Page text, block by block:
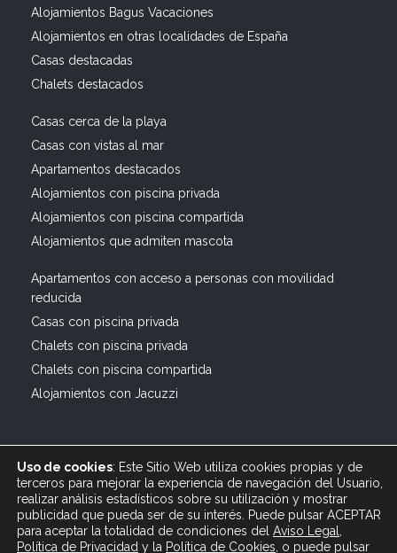
Alojamientos Bagus Vacaciones
Alojamientos en otras localidades de España
Casas destacadas
Chalets destacados
Casas cerca de la playa
Casas con vistas al mar
Apartamentos destacados
Alojamientos con piscina privada
Alojamientos con piscina compartida
Alojamientos que admiten mascota
Apartamentos con acceso a personas con movilidad
reducida
Casas con piscina privada
Chalets con piscina privada
Chalets con piscina compartida
Alojamientos con Jacuzzi
© 2019 All rights reserved Bagus Vacaciones :: Alquiler
Turístico Vacacional en España, Andalucía, Cádiz ·
Uso de cookies: Este Sitio Web utiliza cookies propias y de
terceros para mejorar la experiencia de navegación del Usuario,
realizar análisis estadísticos sobre su utilización y mostrar
publicidad que pueda ser de su interés. Puede pulsar ACEPTAR
para aceptar la totalidad de condiciones del Aviso Legal
Política de Privacidad y la Política de Cookies , o puede pulsar